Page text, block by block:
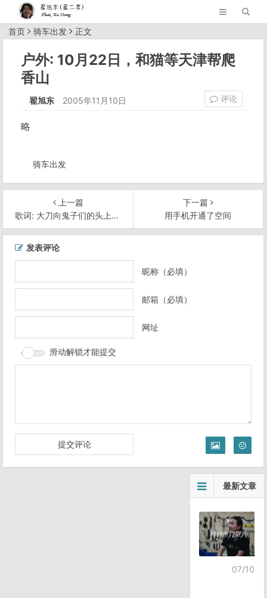
首页 骑车出发 正文
户外: 10月22日，和猫等天津帮爬
香山
翟旭东 2005年11月10日 评论
略
骑车出发
上一篇
歌词: 大刀向鬼子们的头上砍去
下一篇
用手机开通了空间
发表评论
昵称（必填）
邮箱（必填）
网址
滑动解锁才能提交
最新文章
07/10